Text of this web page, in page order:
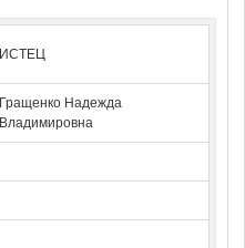
ИСТЕЦ
Гращенко Надежда
Владимировна